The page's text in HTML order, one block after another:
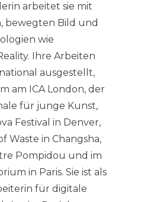
arbeitet sie mit
bewegten Bild und
wie
Ihre Arbeiten
ausgestellt,
am ICA London, der
für junge Kunst,
Festival in Denver,
Waste in Changsha,
Pompidou und im
in Paris. Sie ist als
für digitale